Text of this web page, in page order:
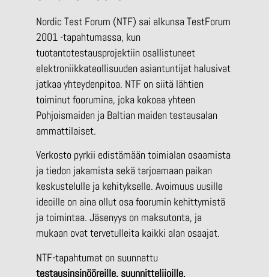
Nordic Test Forum (NTF) sai alkunsa TestForum
2001 -tapahtumassa, kun
tuotantotestausprojektiin osallistuneet
elektroniikkateollisuuden asiantuntijat halusivat
jatkaa yhteydenpitoa. NTF on siitä lähtien
toiminut foorumina, joka kokoaa yhteen
Pohjoismaiden ja Baltian maiden testausalan
ammattilaiset.
Verkosto pyrkii edistämään toimialan osaamista
ja tiedon jakamista sekä tarjoamaan paikan
keskustelulle ja kehitykselle. Avoimuus uusille
ideoille on aina ollut osa foorumin kehittymistä
ja toimintaa. Jäsenyys on maksutonta, ja
mukaan ovat tervetulleita kaikki alan osaajat.
NTF-tapahtumat on suunnattu
testausinsinööreille, suunnittelijoille,